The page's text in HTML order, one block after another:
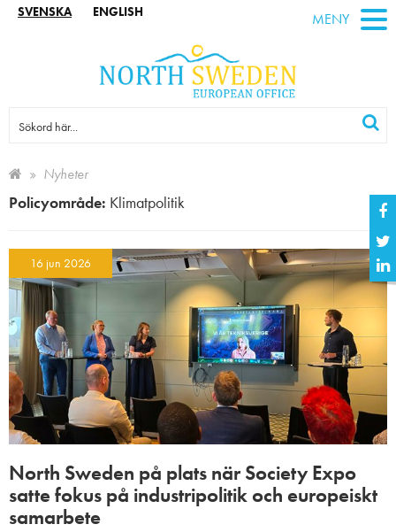
SVENSKA ENGLISH MENY
Nyheter
Policyområde: Klimatpolitik
16 jun 2026
North Sweden på plats när Society Expo
satte fokus på industripolitik och europeiskt
samarbete